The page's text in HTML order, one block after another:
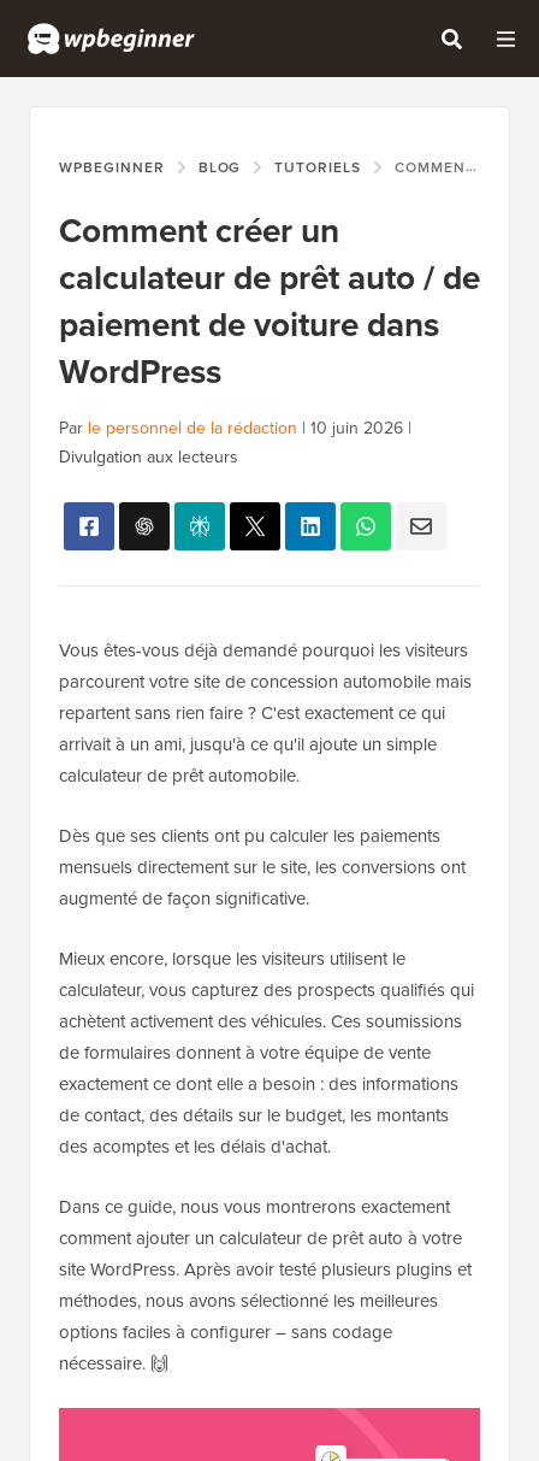
WPBEGINNER BLOG TUTORIELS COMMENT CRÉER UN CALCULATEUR DE PRÊT AUTO / DE PAIEMENT DE VOITURE DANS WORDPRESS
Comment créer un
calculateur de prêt auto / de
paiement de voiture dans
WordPress
Par le personnel de la rédaction | 10 juin 2026 |
Divulgation aux lecteurs
Vous êtes-vous déjà demandé pourquoi les visiteurs
parcourent votre site de concession automobile mais
repartent sans rien faire ? C'est exactement ce qui
arrivait à un ami, jusqu'à ce qu'il ajoute un simple
calculateur de prêt automobile.
Dès que ses clients ont pu calculer les paiements
mensuels directement sur le site, les conversions ont
augmenté de façon significative.
Mieux encore, lorsque les visiteurs utilisent le
calculateur, vous capturez des prospects qualifiés qui
achètent activement des véhicules. Ces soumissions
de formulaires donnent à votre équipe de vente
exactement ce dont elle a besoin : des informations
de contact, des détails sur le budget, les montants
des acomptes et les délais d'achat.
Dans ce guide, nous vous montrerons exactement
comment ajouter un calculateur de prêt auto à votre
site WordPress. Après avoir testé plusieurs plugins et
méthodes, nous avons sélectionné les meilleures
options faciles à configurer – sans codage
nécessaire. 🙌